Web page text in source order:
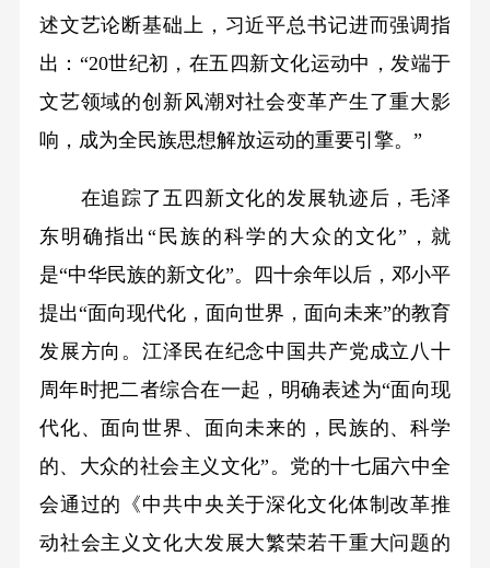
述文艺论断基础上，习近平总书记进而强调指
出：“20世纪初，在五四新文化运动中，发端于
文艺领域的创新风潮对社会变革产生了重大影
响，成为全民族思想解放运动的重要引擎。”
在追踪了五四新文化的发展轨迹后，毛泽
东明确指出“民族的科学的大众的文化”，就
是“中华民族的新文化”。四十余年以后，邓小平
提出“面向现代化，面向世界，面向未来”的教育
发展方向。江泽民在纪念中国共产党成立八十
周年时把二者综合在一起，明确表述为“面向现
代化、面向世界、面向未来的，民族的、科学
的、大众的社会主义文化”。党的十七届六中全
会通过的《中共中央关于深化文化体制改革推
动社会主义文化大发展大繁荣若干重大问题的